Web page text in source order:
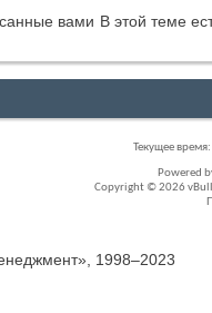
В этой теме
Текущее время:
Powered
Copyright © 2026
1998–2023